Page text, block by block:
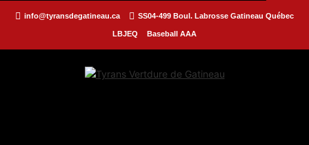
info@tyransdegatineau.ca SS04-499 Boul. Labrosse Gatineau Québec
LBJEQ Baseball AAA